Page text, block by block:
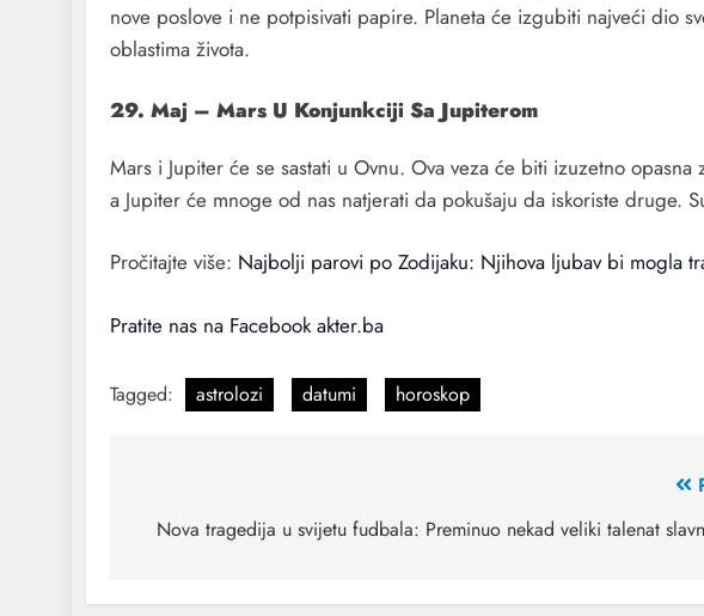
nove poslove i ne potpisivati papire. Planeta će izgubiti najveći dio
oblastima života.
29. Maj – Mars U Konjunkciji Sa Jupiterom
Mars i Jupiter će se sastati u Ovnu. Ova veza će biti izuzetno
a Jupiter će mnoge od nas natjerati da pokušaju da iskoriste druge.
Pročitajte više: Najbolji parovi po Zodijaku: Njihova ljubav bi mogla
Pratite nas na Facebook akter.ba
Tagged: astrolozi datumi horoskop
Nova tragedija u svijetu fudbala: Preminuo nekad veliki talenat